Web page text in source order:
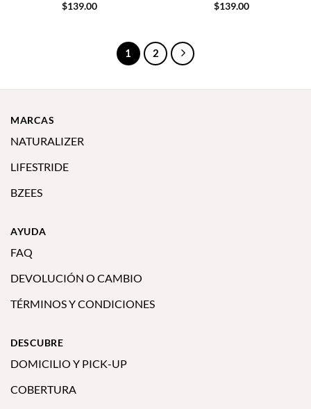
$139.00
$139.00
1 2
MARCAS
NATURALIZER
LIFESTRIDE
BZEES
AYUDA
FAQ
DEVOLUCIÓN O CAMBIO
TÉRMINOS Y CONDICIONES
DESCUBRE
DOMICILIO Y PICK-UP
COBERTURA